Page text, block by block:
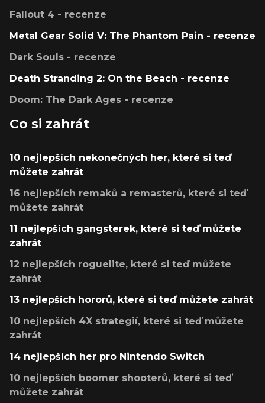
Fallout 4 - recenze
Metal Gear Solid V: The Phantom Pain - recenze
Dark Souls - recenze
Death Stranding 2: On the Beach - recenze
Doom: The Dark Ages - recenze
Co si zahrát
10 nejlepších nekonečných her, které si teď
můžete zahrát
16 nejlepších remaků a remasterů, které si teď
můžete zahrát
11 nejlepších gangsterek, které si teď můžete
zahrát
12 nejlepších roguelite, které si teď můžete
zahrát
13 nejlepších hororů, které si teď můžete zahrát
10 nejlepších 4X strategií, které si teď můžete
zahrát
14 nejlepších her pro Nintendo Switch
10 nejlepších boomer shooterů, které si teď
můžete zahrát